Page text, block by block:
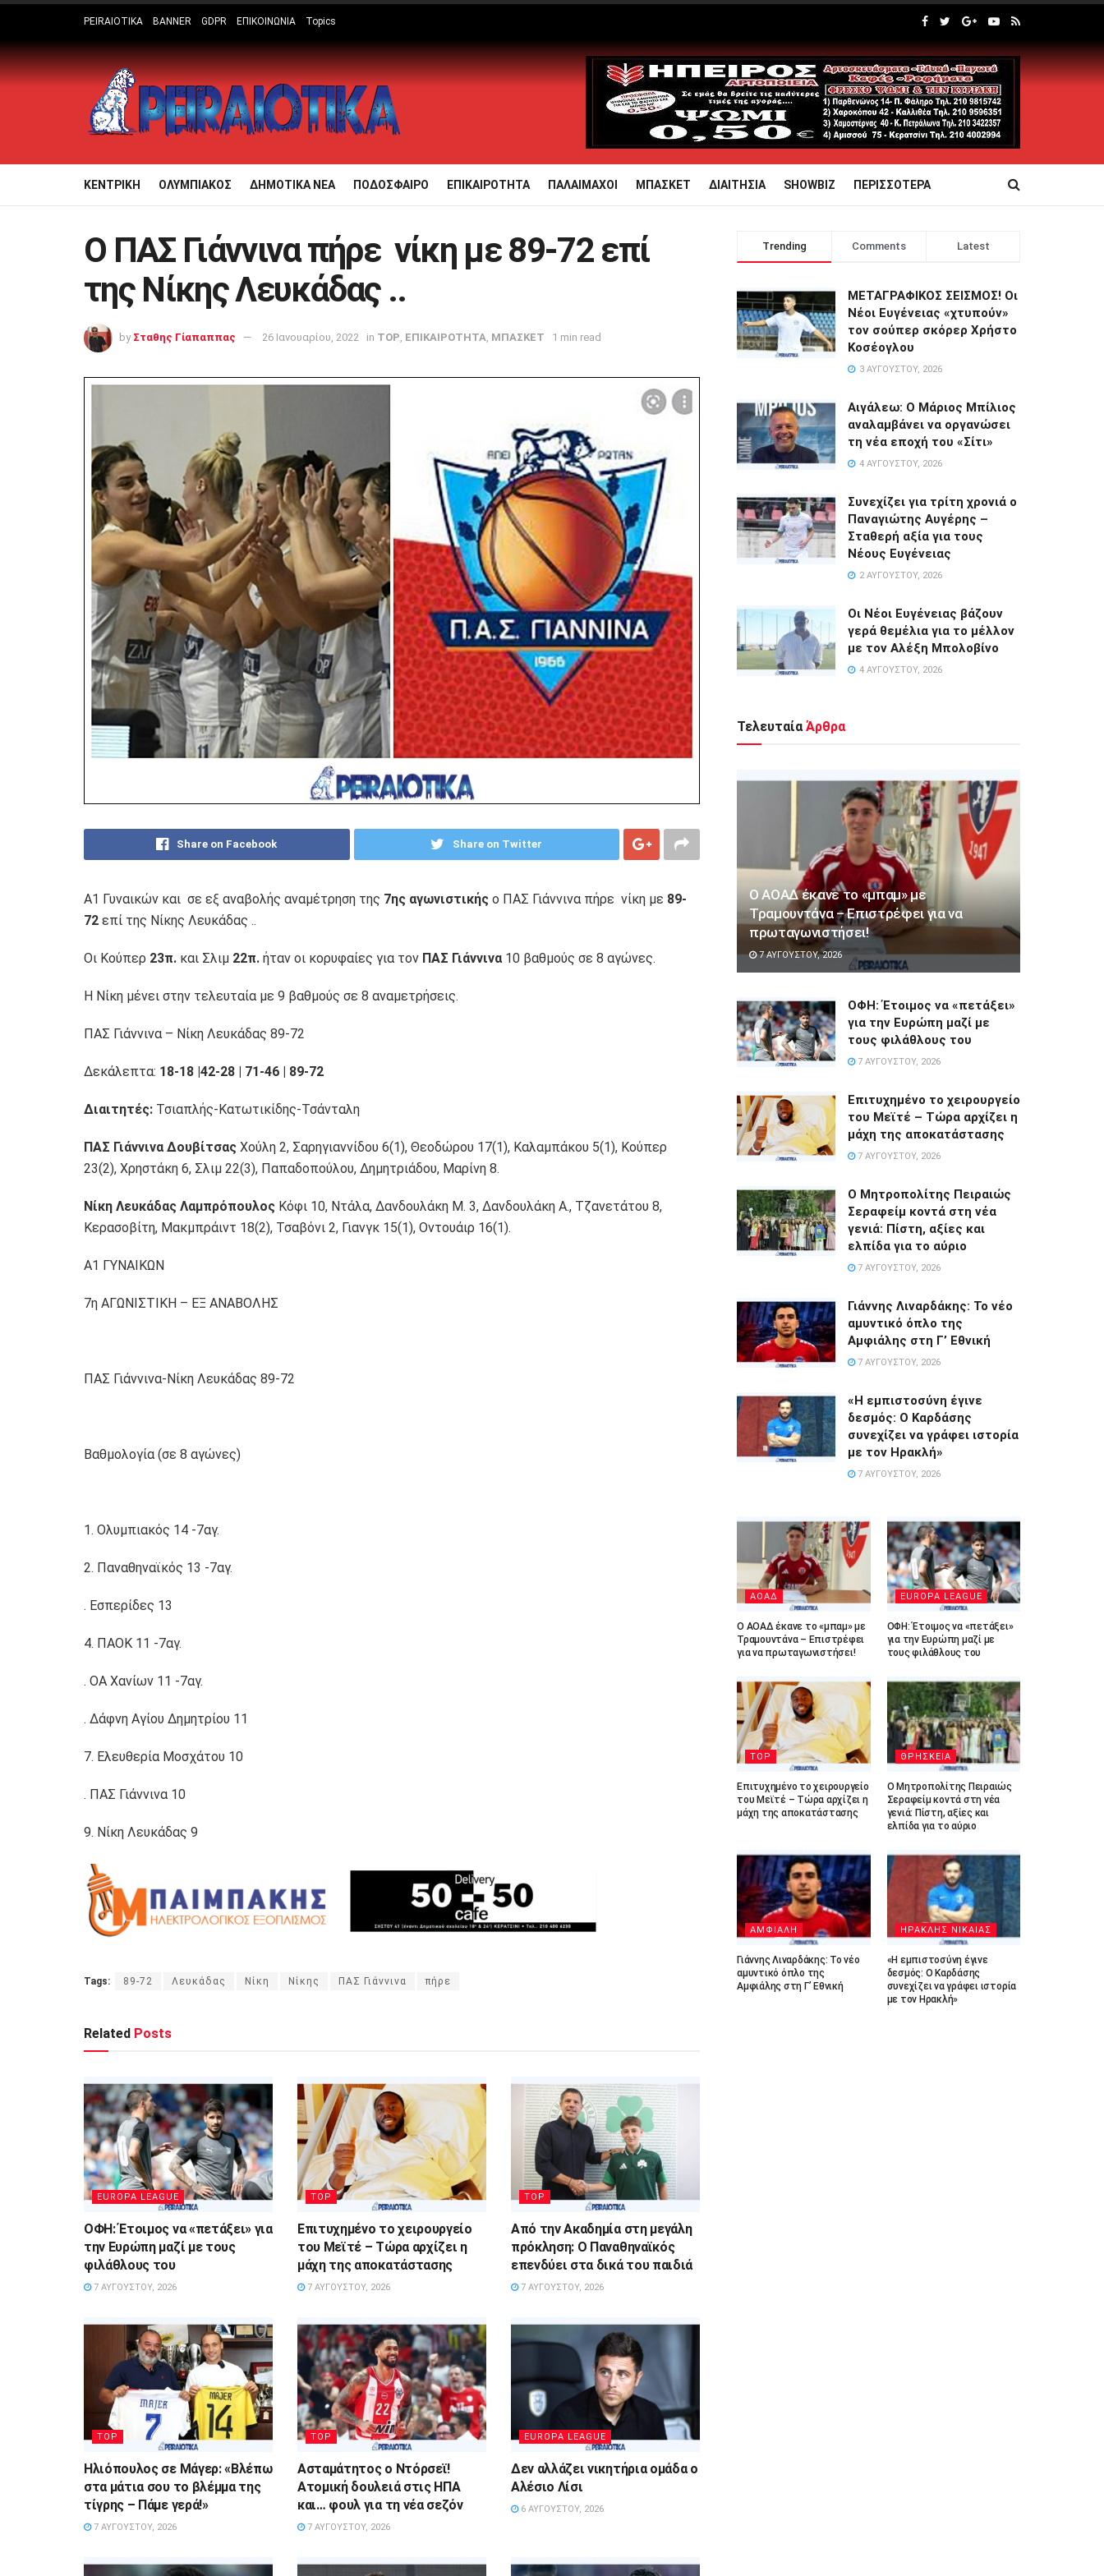
PEIRAIOTIKA BANNER GDPR ΕΠΙΚΟΙΝΩΝΙΑ Topics
ΚΕΝΤΡΙΚΗ ΟΛΥΜΠΙΑΚΟΣ ΔΗΜΟΤΙΚΑ ΝΕΑ ΠΟΔΟΣΦΑΙΡΟ ΕΠΙΚΑΙΡΟΤΗΤΑ ΠΑΛΑΙΜΑΧΟΙ ΜΠΑΣΚΕΤ ΔΙΑΙΤΗΣΙΑ SHOWBIZ ΠΕΡΙΣΣΟΤΕΡΑ
Ο ΠΑΣ Γιάννινα πήρε νίκη με 89-72 επί
της Νίκης Λευκάδας ..
by Σταθης Γίαπαππας 26 Ιανουαρίου, 2022 in TOP ΕΠΙΚΑΙΡΟΤΗΤΑ ΜΠΑΣΚΕΤ 1 min read
Share on Facebook Share on Twitter
Α1 Γυναικών και σε εξ αναβολής αναμέτρηση της 7ης αγωνιστικής ο ΠΑΣ Γιάννινα πήρε νίκη με 89-
72 επί της Νίκης Λευκάδας ..
Οι Κούπερ 23π. και Σλιμ 22π. ήταν οι κορυφαίες για τον ΠΑΣ Γιάννινα 10 βαθμούς σε 8 αγώνες.
Η Νίκη μένει στην τελευταία με 9 βαθμούς σε 8 αναμετρήσεις.
ΠΑΣ Γιάννινα – Νίκη Λευκάδας 89-72
Δεκάλεπτα: 18-18 |42-28 | 71-46 | 89-72
Διαιτητές: Τσιαπλής-Κατωτικίδης-Τσάνταλη
ΠΑΣ Γιάννινα Δουβίτσας Χούλη 2, Σαρηγιαννίδου 6(1), Θεοδώρου 17(1), Καλαμπάκου 5(1), Κούπερ
23(2), Χρηστάκη 6, Σλιμ 22(3), Παπαδοπούλου, Δημητριάδου, Μαρίνη 8.
Νίκη Λευκάδας Λαμπρόπουλος Κόφι 10, Ντάλα, Δανδουλάκη Μ. 3, Δανδουλάκη Α., Τζανετάτου 8,
Κερασοβίτη, Μακμπράιντ 18(2), Τσαβόνι 2, Γιανγκ 15(1), Οντουάιρ 16(1).
Α1 ΓΥΝΑΙΚΩΝ
7η ΑΓΩΝΙΣΤΙΚΗ – ΕΞ ΑΝΑΒΟΛΗΣ
ΠΑΣ Γιάννινα-Νίκη Λευκάδας 89-72
Βαθμολογία (σε 8 αγώνες)
1. Ολυμπιακός 14 -7αγ.
2. Παναθηναϊκός 13 -7αγ.
. Εσπερίδες 13
4. ΠΑΟΚ 11 -7αγ.
. ΟΑ Χανίων 11 -7αγ.
. Δάφνη Αγίου Δημητρίου 11
7. Ελευθερία Μοσχάτου 10
. ΠΑΣ Γιάννινα 10
9. Νίκη Λευκάδας 9
Tags: 89-72 Λευκάδας Νίκη Νίκης ΠΑΣ Γιάννινα πήρε
Related Posts
EUROPA LEAGUE
ΟΦΗ: Έτοιμος να «πετάξει» για
την Ευρώπη μαζί με τους
φιλάθλους του
7 ΑΥΓΟΎΣΤΟΥ, 2026
TOP
Επιτυχημένο το χειρουργείο
του Μεϊτέ – Τώρα αρχίζει η
μάχη της αποκατάστασης
7 ΑΥΓΟΎΣΤΟΥ, 2026
TOP
Από την Ακαδημία στη μεγάλη
πρόκληση: Ο Παναθηναϊκός
επενδύει στα δικά του παιδιά
7 ΑΥΓΟΎΣΤΟΥ, 2026
TOP
Ηλιόπουλος σε Μάγερ: «Βλέπω
στα μάτια σου το βλέμμα της
τίγρης – Πάμε γερά!»
7 ΑΥΓΟΎΣΤΟΥ, 2026
TOP
Ασταμάτητος ο Ντόρσεϊ!
Ατομική δουλειά στις ΗΠΑ
και… φουλ για τη νέα σεζόν
7 ΑΥΓΟΎΣΤΟΥ, 2026
EUROPA LEAGUE
Δεν αλλάζει νικητήρια ομάδα ο
Αλέσιο Λίσι
6 ΑΥΓΟΎΣΤΟΥ, 2026
Trending Comments Latest
ΜΕΤΑΓΡΑΦΙΚΟΣ ΣΕΙΣΜΟΣ! Οι
Νέοι Ευγένειας «χτυπούν»
τον σούπερ σκόρερ Χρήστο
Κοσέογλου
3 ΑΥΓΟΎΣΤΟΥ, 2026
Αιγάλεω: Ο Μάριος Μπίλιος
αναλαμβάνει να οργανώσει
τη νέα εποχή του «Σίτι»
4 ΑΥΓΟΎΣΤΟΥ, 2026
Συνεχίζει για τρίτη χρονιά ο
Παναγιώτης Αυγέρης –
Σταθερή αξία για τους
Νέους Ευγένειας
2 ΑΥΓΟΎΣΤΟΥ, 2026
Οι Νέοι Ευγένειας βάζουν
γερά θεμέλια για το μέλλον
με τον Αλέξη Μπολοβίνο
4 ΑΥΓΟΎΣΤΟΥ, 2026
Τελευταία Άρθρα
Ο ΑΟΑΔ έκανε το «μπαμ» με
Τραμουντάνα – Επιστρέφει για να
πρωταγωνιστήσει!
7 ΑΥΓΟΎΣΤΟΥ, 2026
ΟΦΗ: Έτοιμος να «πετάξει»
για την Ευρώπη μαζί με
τους φιλάθλους του
7 ΑΥΓΟΎΣΤΟΥ, 2026
Επιτυχημένο το χειρουργείο
του Μεϊτέ – Τώρα αρχίζει η
μάχη της αποκατάστασης
7 ΑΥΓΟΎΣΤΟΥ, 2026
Ο Μητροπολίτης Πειραιώς
Σεραφείμ κοντά στη νέα
γενιά: Πίστη, αξίες και
ελπίδα για το αύριο
7 ΑΥΓΟΎΣΤΟΥ, 2026
Γιάννης Λιναρδάκης: Το νέο
αμυντικό όπλο της
Αμφιάλης στη Γ’ Εθνική
7 ΑΥΓΟΎΣΤΟΥ, 2026
«Η εμπιστοσύνη έγινε
δεσμός: Ο Καρδάσης
συνεχίζει να γράφει ιστορία
με τον Ηρακλή»
7 ΑΥΓΟΎΣΤΟΥ, 2026
ΑΟΑΔ
Ο ΑΟΑΔ έκανε το «μπαμ» με
Τραμουντάνα – Επιστρέφει
για να πρωταγωνιστήσει!
EUROPA LEAGUE
ΟΦΗ: Έτοιμος να «πετάξει»
για την Ευρώπη μαζί με
τους φιλάθλους του
TOP
Επιτυχημένο το χειρουργείο
του Μεϊτέ – Τώρα αρχίζει η
μάχη της αποκατάστασης
ΘΡΗΣΚΕΙΑ
Ο Μητροπολίτης Πειραιώς
Σεραφείμ κοντά στη νέα
γενιά: Πίστη, αξίες και
ελπίδα για το αύριο
ΑΜΦΙΑΛΗ
Γιάννης Λιναρδάκης: Το νέο
αμυντικό όπλο της
Αμφιάλης στη Γ’ Εθνική
ΗΡΑΚΛΗΣ ΝΙΚΑΙΑΣ
«Η εμπιστοσύνη έγινε
δεσμός: Ο Καρδάσης
συνεχίζει να γράφει ιστορία
με τον Ηρακλή»